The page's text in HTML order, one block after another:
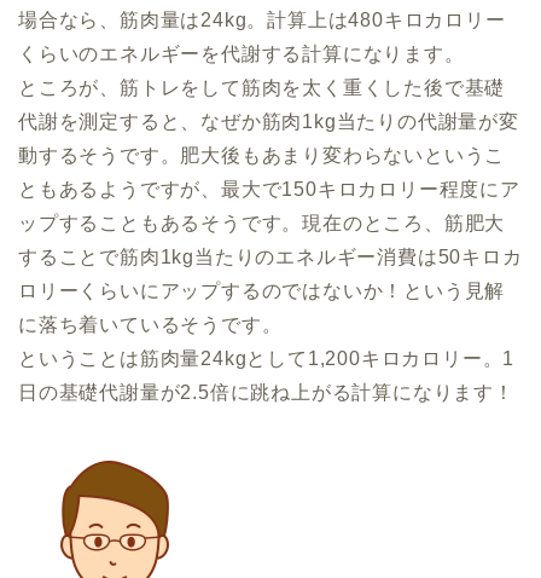
場合なら、筋肉量は24kg。計算上は480キロカロリー
くらいのエネルギーを代謝する計算になります。
ところが、筋トレをして筋肉を太く重くした後で基礎
代謝を測定すると、なぜか筋肉1kg当たりの代謝量が変
動するそうです。肥大後もあまり変わらないというこ
ともあるようですが、最大で150キロカロリー程度にア
ップすることもあるそうです。現在のところ、筋肥大
することで筋肉1kg当たりのエネルギー消費は50キロカ
ロリーくらいにアップするのではないか！という見解
に落ち着いているそうです。
ということは筋肉量24kgとして1,200キロカロリー。1
日の基礎代謝量が2.5倍に跳ね上がる計算になります！